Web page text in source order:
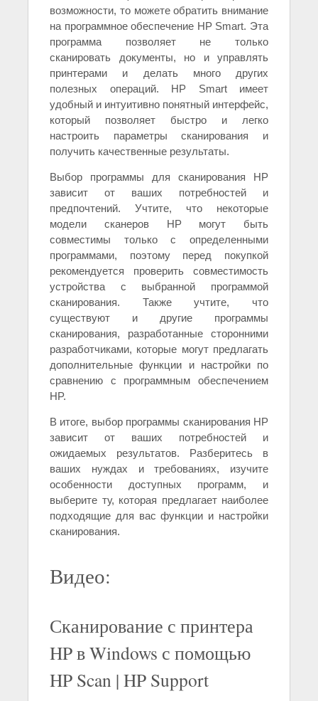
возможности, то можете обратить внимание
на программное обеспечение HP Smart. Эта
программа позволяет не только
сканировать документы, но и управлять
принтерами и делать много других
полезных операций. HP Smart имеет
удобный и интуитивно понятный интерфейс,
который позволяет быстро и легко
настроить параметры сканирования и
получить качественные результаты.
Выбор программы для сканирования HP
зависит от ваших потребностей и
предпочтений. Учтите, что некоторые
модели сканеров HP могут быть
совместимы только с определенными
программами, поэтому перед покупкой
рекомендуется проверить совместимость
устройства с выбранной программой
сканирования. Также учтите, что
существуют и другие программы
сканирования, разработанные сторонними
разработчиками, которые могут предлагать
дополнительные функции и настройки по
сравнению с программным обеспечением
HP.
В итоге, выбор программы сканирования HP
зависит от ваших потребностей и
ожидаемых результатов. Разберитесь в
ваших нуждах и требованиях, изучите
особенности доступных программ, и
выберите ту, которая предлагает наиболее
подходящие для вас функции и настройки
сканирования.
Видео:
Сканирование с принтера
HP в Windows с помощью
HP Scan | HP Support